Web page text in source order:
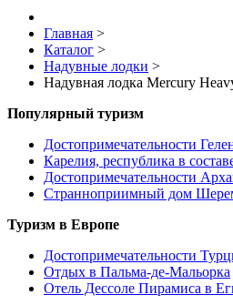
Главная >
Каталог >
Надувные лодки >
Надувная лодка Mercury
Популярный туризм
Достопримечательности
Карелия, республика в
Достопримечательности
Странноприимный дом
Туризм в Европе
Достопримечательности
Отдых в Пальма-де-Мальорка
Отель Дессоле Пирамиса в